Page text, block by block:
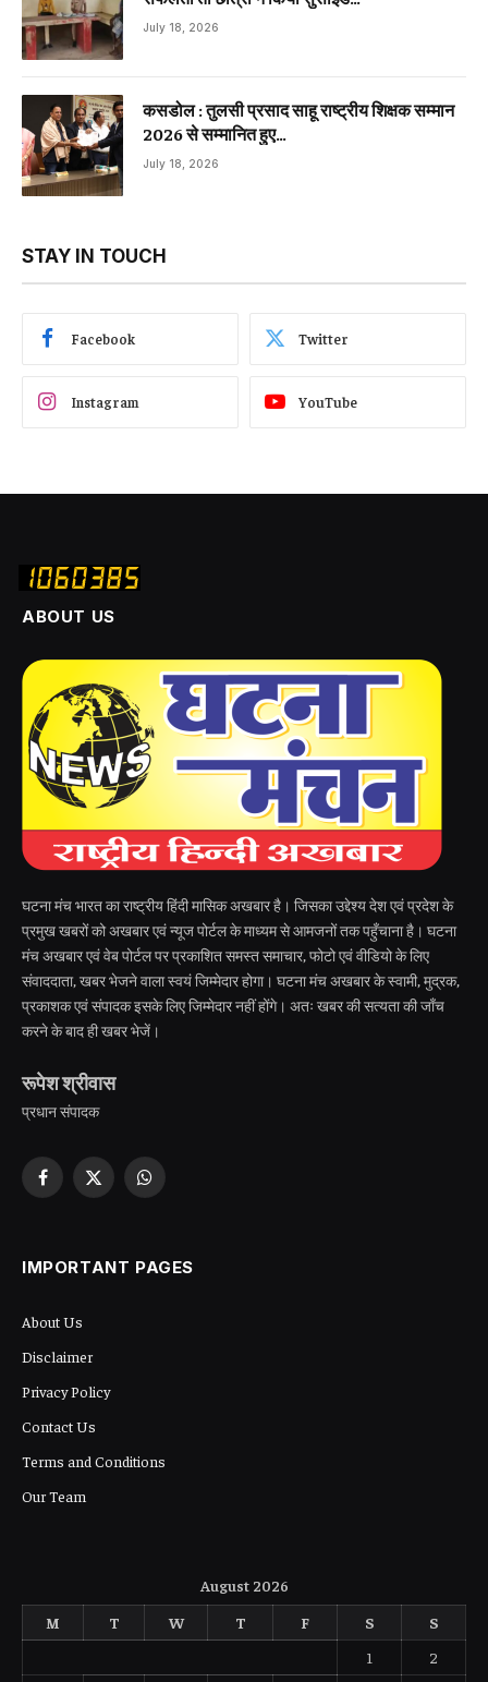
July 18, 2026
कसडोल : तुलसी प्रसाद साहू राष्ट्रीय शिक्षक सम्मान
2026 से सम्मानित हुए…
July 18, 2026
STAY IN TOUCH
Facebook Twitter
Instagram YouTube
ABOUT US
घटना मंच भारत का राष्ट्रीय हिंदी मासिक अखबार है। जिसका उद्देश्य देश एवं प्रदेश के
प्रमुख खबरों को अखबार एवं न्यूज पोर्टल के माध्यम से आमजनों तक पहुँचाना है। घटना
मंच अखबार एवं वेब पोर्टल पर प्रकाशित समस्त समाचार, फोटो एवं वीडियो के लिए
संवाददाता, खबर भेजने वाला स्वयं जिम्मेदार होगा। घटना मंच अखबार के स्वामी, मुद्रक,
प्रकाशक एवं संपादक इसके लिए जिम्मेदार नहीं होंगे। अतः खबर की सत्यता की जाँच
करने के बाद ही खबर भेजें।
रूपेश श्रीवास
प्रधान संपादक
Facebook
X
WhatsApp
IMPORTANT PAGES
About Us
Disclaimer
Privacy Policy
Contact Us
Terms and Conditions
Our Team
August 2026
M
T W T F S
S
1
2